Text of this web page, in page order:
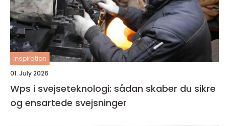
inspiration
01. July 2026
Wps i svejseteknologi: sådan skaber du sikre
og ensartede svejsninger